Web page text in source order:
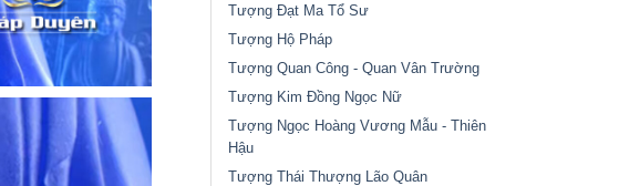
Tượng Đạt Ma Tổ Sư
Tượng Hộ Pháp
Tượng Quan Công - Quan Vân Trường
Tượng Kim Đồng Ngọc Nữ
Tượng Ngọc Hoàng Vương Mẫu - Thiên
Hậu
Tượng Thái Thượng Lão Quân